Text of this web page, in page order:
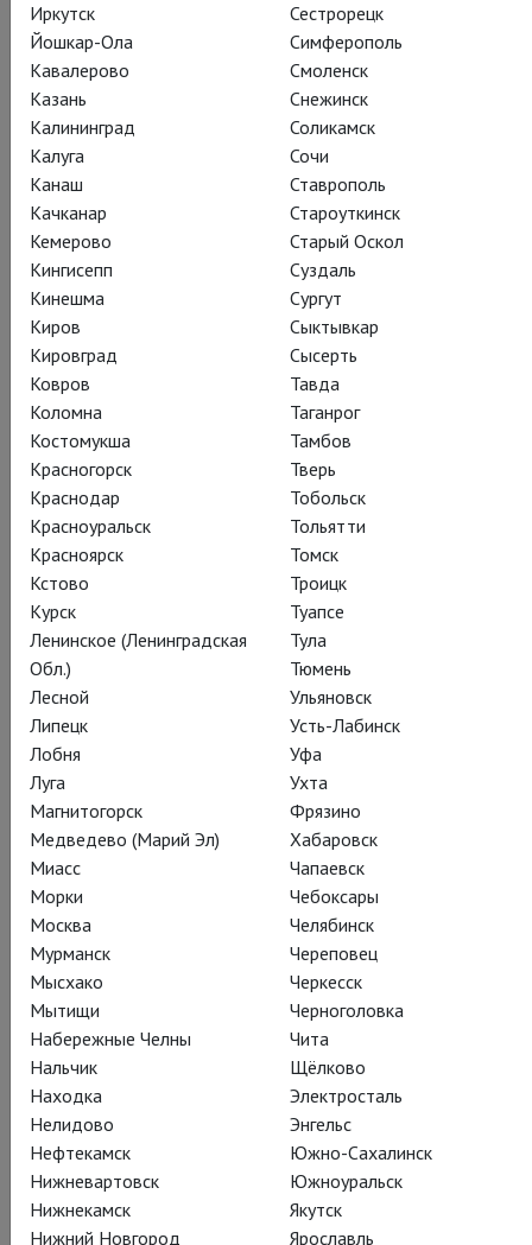
In C («Вокруг ноты До») – уникальный спектакль-
импровизация от мастера современного танца Саши Вальц
и её компании «Саша Вальц и гости». Танцовщики, занятые в
этом спектакле, имеют арсенал из 53 «слов-движений» или,
как их называет Вальц, «фигур движения». Но как и когда их
использовать внутри спектакля, в каком порядке и
продолжительности – решают сами исполнители.
Основой и вдохновением для этой работы послужила
знаменитая композиция минималиста Терри Райли. Как
утверждает Саша Вальц, эта работа – диалог между
музыкой, танцем и пространством, это постоянный
эксперимент, поиск новых форм внутри заданных границ,
ответ на переменчивую структуру музыки – и мира вокруг.
Поделиться:
Подписаться на рассылку
СОСТАВ О СПЕКТАКЛЕ
Действующие лица и исполнители
Саша Вальц
«Саша Вальц и гости»
Иркутск
Йошкар-Ола
Кавалерово
Казань
Калининград
Калуга
Канаш
Качканар
Кемерово
Кингисепп
Кинешма
Киров
Кировград
Ковров
Коломна
Костомукша
Красногорск
Краснодар
Красноуральск
Красноярск
Кстово
Курск
Ленинское (Ленинградская
Обл.)
Лесной
Липецк
Лобня
Луга
Магнитогорск
Медведево (Марий Эл)
Миасс
Морки
Москва
Мурманск
Мысхако
Мытищи
Набережные Челны
Нальчик
Находка
Нелидово
Нефтекамск
Нижневартовск
Нижнекамск
Нижний Новгород
Сестрорецк
Симферополь
Смоленск
Снежинск
Соликамск
Сочи
Ставрополь
Староуткинск
Старый Оскол
Суздаль
Сургут
Сыктывкар
Сысерть
Тавда
Таганрог
Тамбов
Тверь
Тобольск
Тольятти
Томск
Троицк
Туапсе
Тула
Тюмень
Ульяновск
Усть-Лабинск
Уфа
Ухта
Фрязино
Хабаровск
Чапаевск
Чебоксары
Челябинск
Череповец
Черкесск
Черноголовка
Чита
Щёлково
Электросталь
Энгельс
Южно-Сахалинск
Южноуральск
Якутск
Ярославль